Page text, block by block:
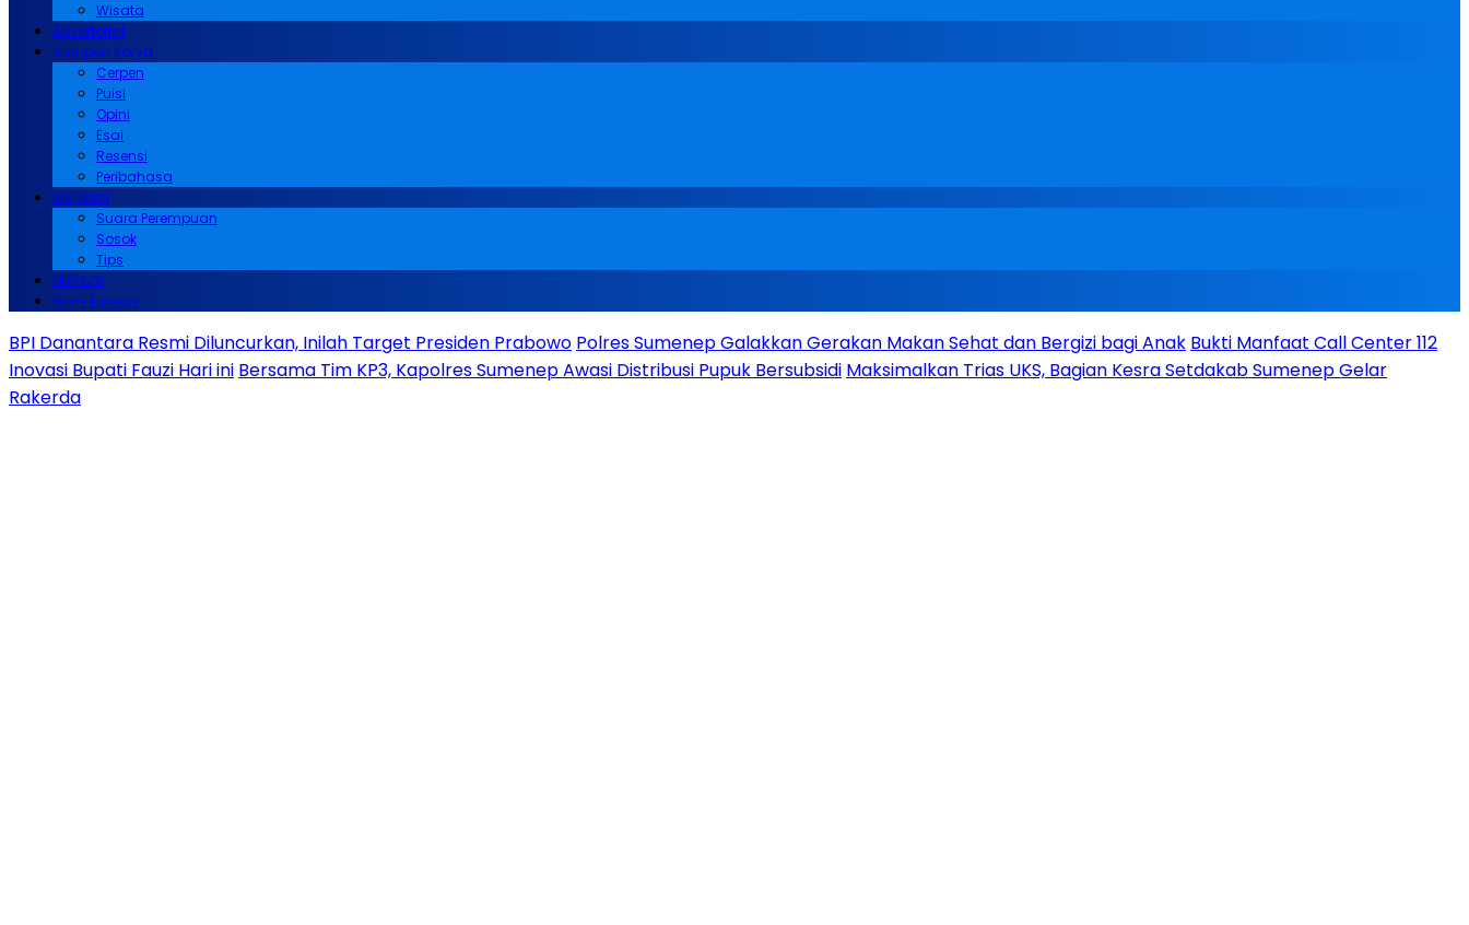
Wisata
Advertorial
Rumpun Karya
Cerpen
Puisi
Opini
Esai
Resensi
Peribahasa
Inspirasi
Suara Perempuan
Sosok
Tips
Mimbar
Kirim Tulisan
BPI Danantara Resmi Diluncurkan, Inilah Target Presiden Prabowo Polres Sumenep Galakkan Gerakan Makan Sehat dan Bergizi bagi Anak Bukti Manfaat Call Center 112
Inovasi Bupati Fauzi Hari ini Bersama Tim KP3, Kapolres Sumenep Awasi Distribusi Pupuk Bersubsidi Maksimalkan Trias UKS, Bagian Kesra Setdakab Sumenep Gelar
Rakerda